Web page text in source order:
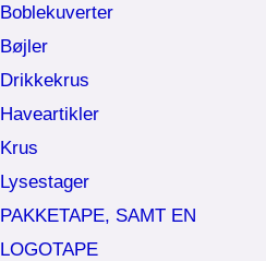
Boblekuverter
Bøjler
Drikkekrus
Haveartikler
Krus
Lysestager
PAKKETAPE, SAMT EN
LOGOTAPE